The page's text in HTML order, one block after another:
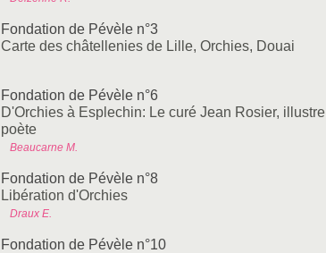
Fondation de Pévèle n°3
Carte des châtellenies de Lille, Orchies, Douai
Fondation de Pévèle n°6
D'Orchies à Esplechin: Le curé Jean Rosier, illustre
poète
Beaucarne M.
Fondation de Pévèle n°8
Libération d'Orchies
Draux E.
Fondation de Pévèle n°10